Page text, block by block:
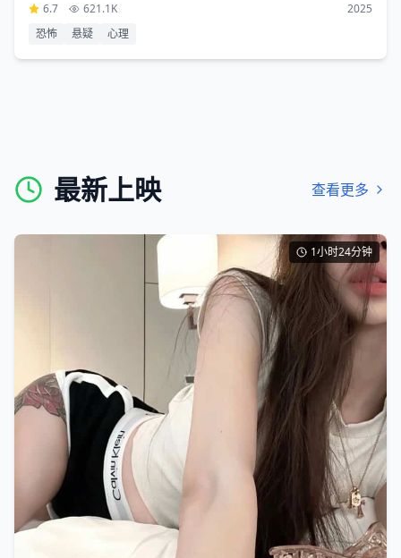
6.7 621.1K
2025
恐怖
悬疑 心理
最新上映 查看更多
1小时24分钟